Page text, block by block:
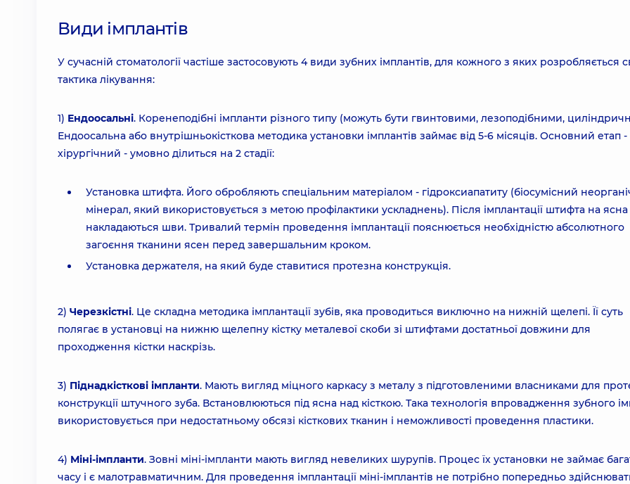
Види імплантів
У сучасній стоматології частіше застосовують 4 види зубних імплантів, для кожного з яких розробляється
тактика лікування:
1) Ендоосальні. Коренеподібні імпланти різного типу (можуть бути гвинтовими, лезоподібними,
Ендоосальна або внутрішньокісткова методика установки імплантів займає від 5-6 місяців. Основний етап -
хірургічний - умовно ділиться на 2 стадії:
Установка штифта. Його обробляють спеціальним матеріалом - гідроксиапатиту (біосумісний
мінерал, який використовується з метою профілактики ускладнень). Після імплантації штифта на ясна
накладаються шви. Тривалий термін проведення імплантації пояснюється необхідністю абсолютного
загоєння тканини ясен перед завершальним кроком.
Установка держателя, на який буде ставитися протезна конструкція.
2) Черезкістні. Це складна методика імплантації зубів, яка проводиться виключно на нижній щелепі. Її суть
полягає в установці на нижню щелепну кістку металевої скоби зі штифтами достатньої довжини для
проходження кістки наскрізь.
3) Піднадкісткові імпланти. Мають вигляд міцного каркасу з металу з підготовленими власниками для
конструкції штучного зуба. Встановлюються під ясна над кісткою. Така технологія впровадження зубного
використовується при недостатньому обсязі кісткових тканин і неможливості проведення пластики.
4) Міні-імпланти. Зовні міні-імпланти мають вигляд невеликих шурупів. Процес їх установки не займає
часу і є малотравматичним. Для проведення імплантації міні-імплантів не потрібно попередньо